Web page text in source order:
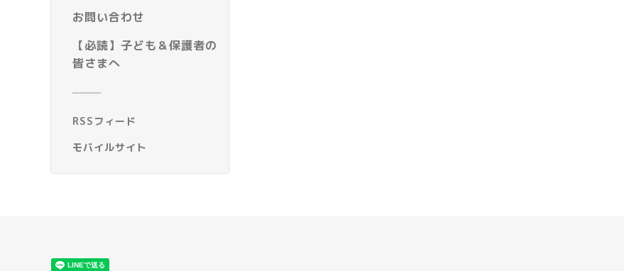
お問い合わせ
【必読】子ども＆保護者の
皆さまへ
RSSフィード
モバイルサイト